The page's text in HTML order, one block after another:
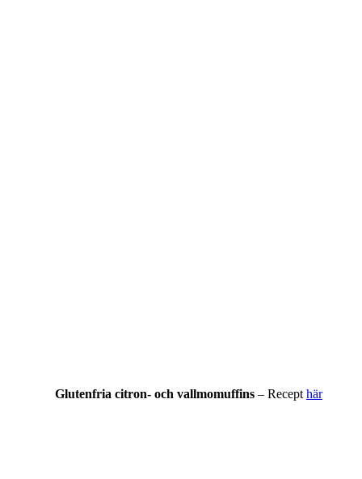
Glutenfria citron- och vallmomuffins – Recepthär